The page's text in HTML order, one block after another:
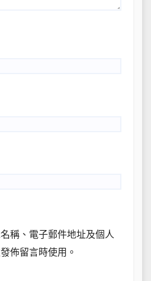
稱、電子郵件地址及個人
佈留言時使用。